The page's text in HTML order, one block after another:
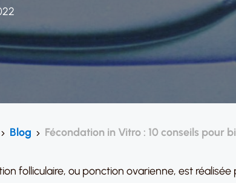
Blog Fécondation in Vitro : 10 conseils pour
folliculaire, ou ponction ovarienne, est